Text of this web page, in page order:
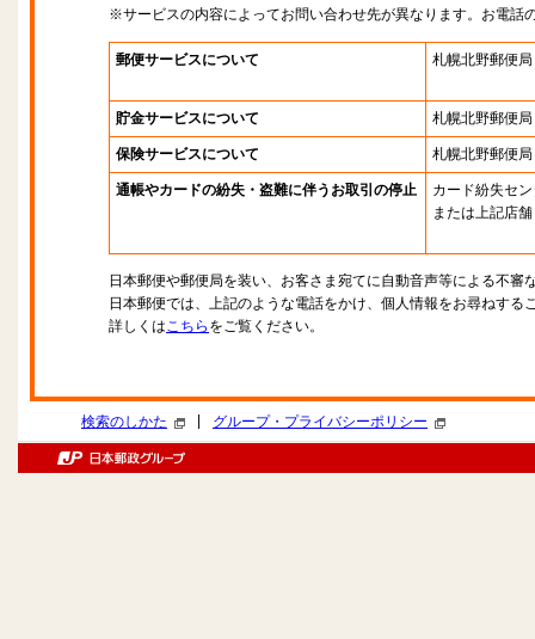
※サービスの内容によってお問い合わせ先が異なります。お電話
郵便サービスについて 札幌北野郵便局
貯金サービスについて 札幌北野郵便局
保険サービスについて 札幌北野郵便局
通帳やカードの紛失・盗難に伴うお取引の停止
カード紛失セ
または上記店舗
日本郵便や郵便局を装い、お客さま宛てに自動音声等による不審
日本郵便では、上記のような電話をかけ、個人情報をお尋ねする
詳しくはこちら をご覧ください。
検索のしかた グループ・プライバシーポリシー